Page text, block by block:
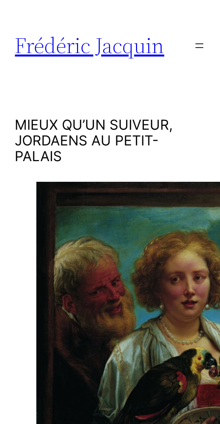
Frédéric Jacquin
MIEUX QU’UN SUIVEUR,
JORDAENS AU PETIT-
PALAIS